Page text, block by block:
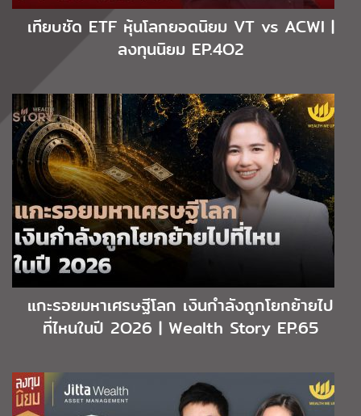
เทียบชัด ETF หุ้นโลกยอดนิยม VT vs ACWI |
ลงทุนนิยม EP.4O2
แกะรอยมหาเศรษฐีโลก เงินกำลังถูกโยกย้ายไป
ที่ไหนในปี 2O26 | Wealth Story EP.65